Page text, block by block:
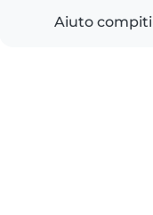
Aiuto compiti